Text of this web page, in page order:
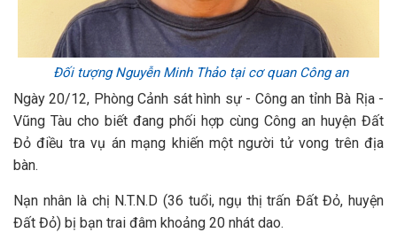
Đối tượng Nguyễn Minh Thảo tại cơ quan Công an
Ngày 20/12, Phòng Cảnh sát hình sự - Công an tỉnh Bà Rịa -
Vũng Tàu cho biết đang phối hợp cùng Công an huyện Đất
Đỏ điều tra vụ án mạng khiến một người tử vong trên địa
bàn.
Nạn nhân là chị N.T.N.D (36 tuổi, ngụ thị trấn Đất Đỏ, huyện
Đất Đỏ) bị bạn trai đâm khoảng 20 nhát dao.